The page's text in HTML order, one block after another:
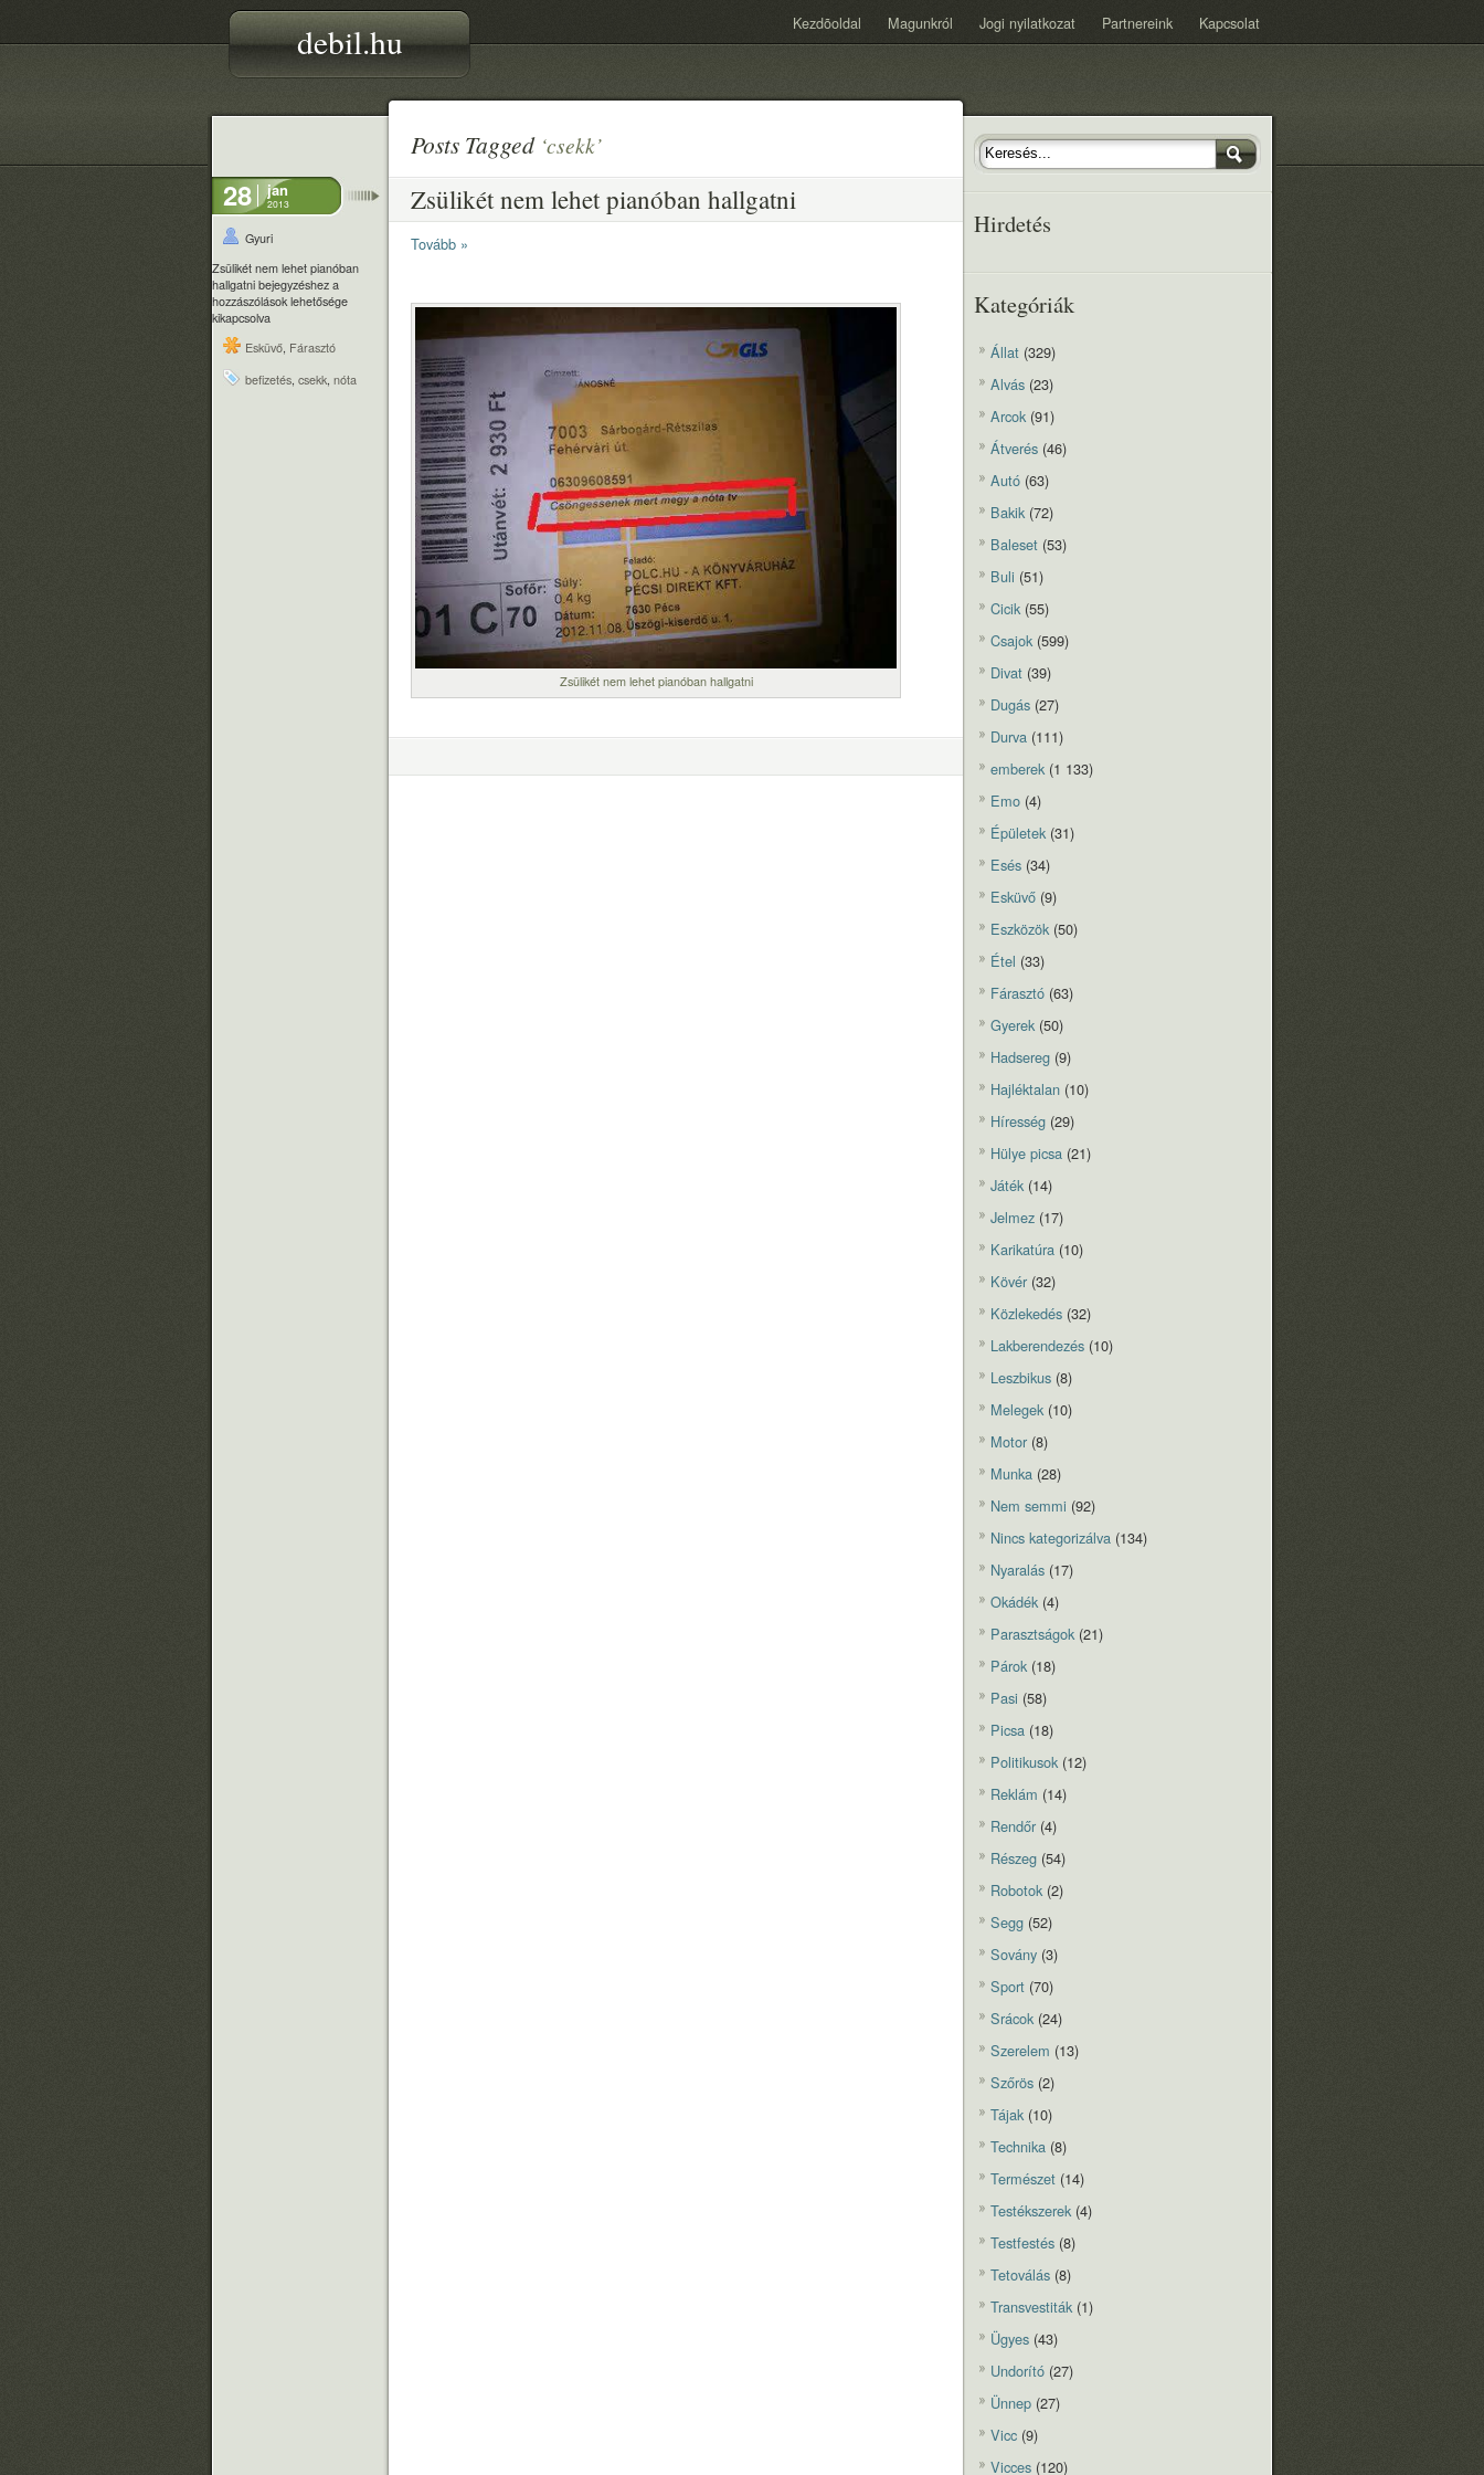
debil.hu Kezdõoldal Magunkról Jogi nyilatkozat Partnereink Kapcsolat
Posts Tagged ‘csekk’
28 jan
2013
Gyuri
Zsülikét nem lehet pianóban
hallgatni bejegyzéshez a
hozzászólások lehetősége
kikapcsolva
Esküvő, Fárasztó
befizetés, csekk, nóta
Zsülikét nem lehet pianóban hallgatni
Tovább »
Zsülikét nem lehet pianóban hallgatni
Hirdetés
Kategóriák
Állat (329)
Alvás (23)
Arcok(91)
Átverés (46)
Autó (63)
Bakik(72)
Baleset (53)
Buli (51)
Cicik(55)
Csajok(599)
Divat (39)
Dugás (27)
Durva (111)
emberek(1 133)
Emo (4)
Épületek(31)
Esés (34)
Esküvő (9)
Eszközök(50)
Étel (33)
Fárasztó (63)
Gyerek(50)
Hadsereg (9)
Hajléktalan (10)
Híresség (29)
Hülye picsa (21)
Játék(14)
Jelmez (17)
Karikatúra (10)
Kövér (32)
Közlekedés (32)
Lakberendezés (10)
Leszbikus (8)
Melegek(10)
Motor (8)
Munka (28)
Nem semmi (92)
Nincs kategorizálva (134)
Nyaralás (17)
Okádék(4)
Parasztságok(21)
Párok(18)
Pasi (58)
Picsa (18)
Politikusok(12)
Reklám (14)
Rendőr (4)
Részeg (54)
Robotok(2)
Segg (52)
Sovány (3)
Sport (70)
Srácok(24)
Szerelem (13)
Szőrös (2)
Tájak(10)
Technika (8)
Természet (14)
Testékszerek(4)
Testfestés (8)
Tetoválás (8)
Transvestiták(1)
Ügyes (43)
Undorító (27)
Ünnep (27)
Vicc (9)
Vicces (120)